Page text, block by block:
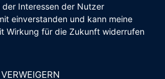
Interessen der Nutzer
einverstanden und kann meine
Wirkung für die Zukunft widerrufen
VERWEIGERN